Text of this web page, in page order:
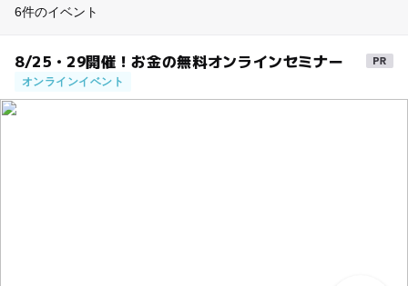
6件のイベント
8/25・29開催！お金の無料オンラインセミナー
オンラインイベント